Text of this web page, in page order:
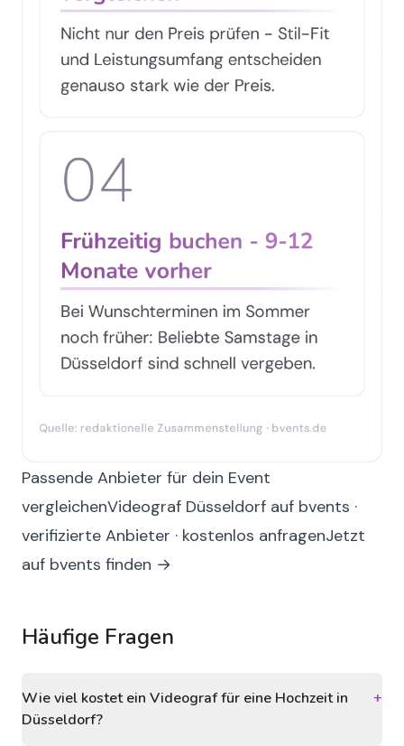
Passende Anbieter für dein Event
vergleichenVideograf Düsseldorf auf bvents ·
verifizierte Anbieter · kostenlos anfragenJetzt
auf bvents finden →
Häufige Fragen
Wie viel kostet ein Videograf für eine Hochzeit in
Düsseldorf?
+